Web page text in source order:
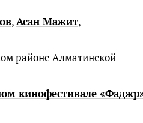
,Асан Мажит,
районе Алматинской
кинофестивале